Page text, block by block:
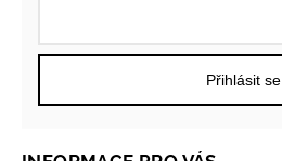
Přihlásit se